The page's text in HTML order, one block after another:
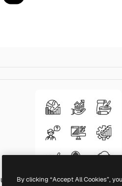
Ultimatearm Outline
By clicking “Accept All Cookies”,